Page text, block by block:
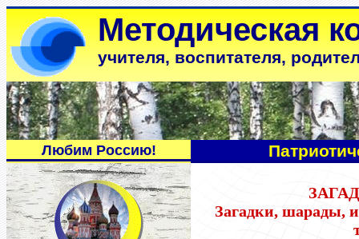
Методическая
учителя, воспитателя,
Любим Россию!
Загадки, шарады,